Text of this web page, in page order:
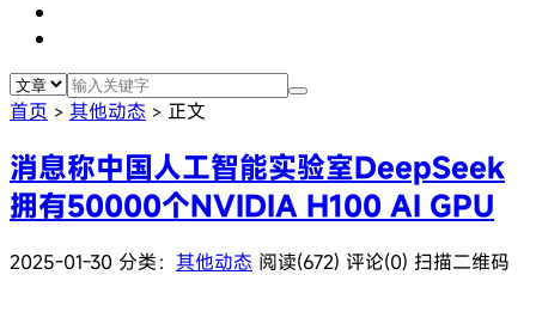
首页 > 其他动态 > 正文
消息称中国人工智能实验室DeepSeek
拥有50000个NVIDIA H100 AI GPU
2025-01-30 分类： 其他动态 阅读(672) 评论(0) 扫描二维码